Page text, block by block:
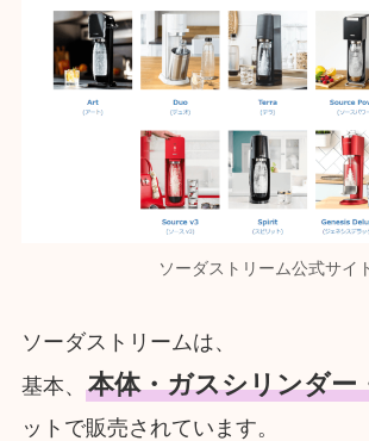
ソーダストリーム公式サイ
ソーダストリームは、
基本、 本体・ガスシリンダー
ットで販売されています。